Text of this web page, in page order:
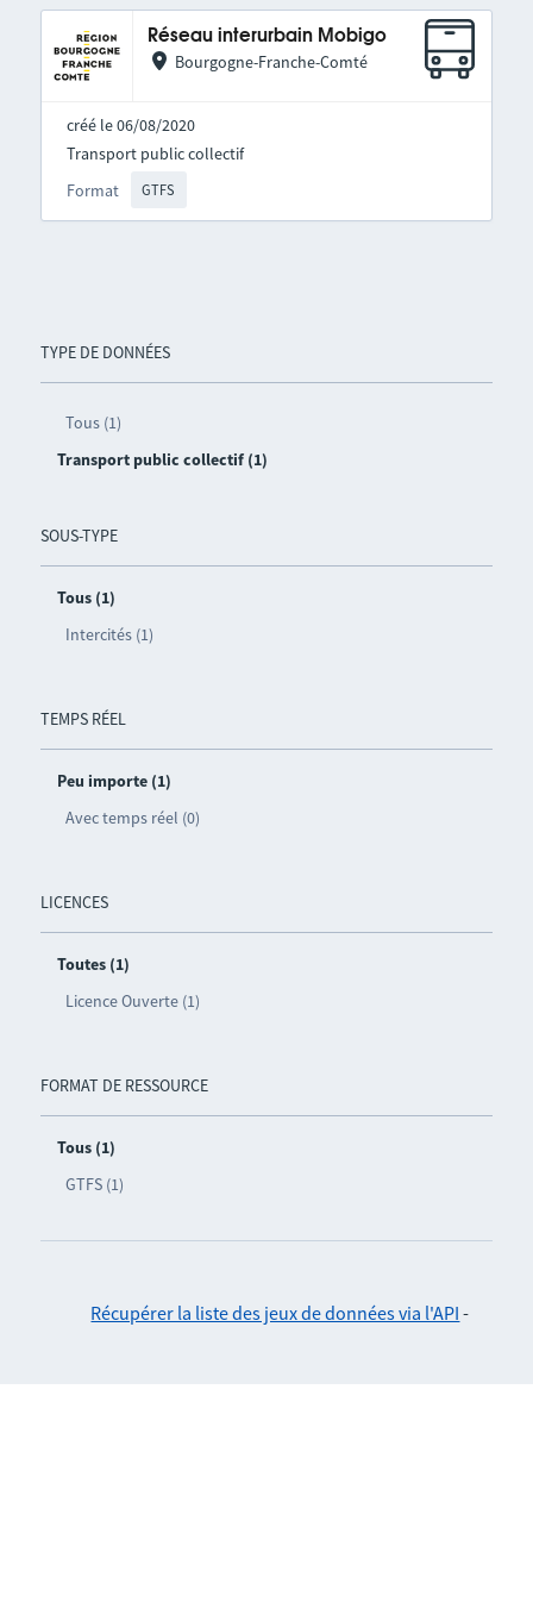
TYPE DE DONNÉES
Tous (1)
Transport public collectif (1)
SOUS-TYPE
Tous (1)
Intercités (1)
TEMPS RÉEL
Peu importe (1)
Avec temps réel (0)
LICENCES
Toutes (1)
Licence Ouverte (1)
FORMAT DE RESSOURCE
Tous (1)
GTFS (1)
Réseau interurbain Mobigo
Bourgogne-Franche-Comté
créé le 06/08/2020
Format GTFS
Transport public collectif
Récupérer la liste des jeux de données via l'API -